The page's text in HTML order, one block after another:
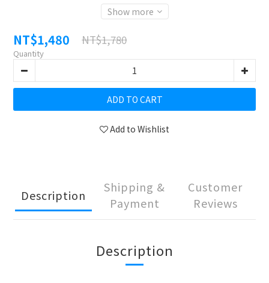
Show more
NT$1,480 NT$1,780
Quantity
ADD TO CART
Add to Wishlist
Description
Shipping &
Payment
Customer
Reviews
Description